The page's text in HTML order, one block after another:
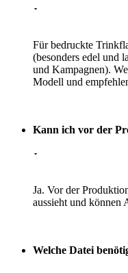
Für bedruckte
(besonders edel und
und Kampagnen).
Modell und
Kann ich vor der
Ja. Vor der
aussieht und können
Welche Datei